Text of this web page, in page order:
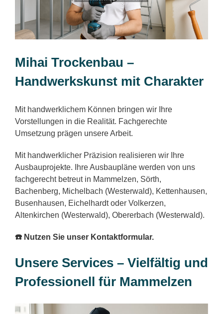
Mihai Trockenbau –
Handwerkskunst mit Charakter
Mit handwerklichem Können bringen wir Ihre
Vorstellungen in die Realität. Fachgerechte
Umsetzung prägen unsere Arbeit.
Mit handwerklicher Präzision realisieren wir Ihre
Ausbauprojekte. Ihre Ausbaupläne werden von uns
fachgerecht betreut in Mammelzen, Sörth,
Bachenberg, Michelbach (Westerwald), Kettenhausen,
Busenhausen, Eichelhardt oder Volkerzen,
Altenkirchen (Westerwald), Obererbach (Westerwald).
☎️ Nutzen Sie unser Kontaktformular.
Unsere Services – Vielfältig und
Professionell für Mammelzen